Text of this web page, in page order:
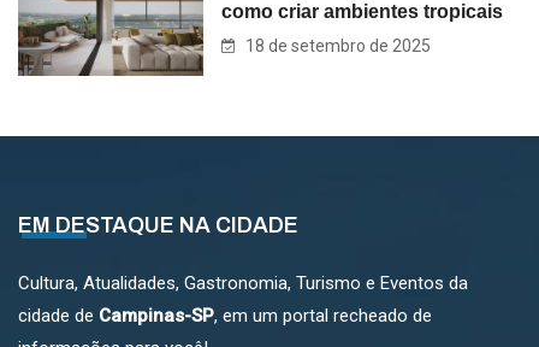
como criar ambientes tropicais
18 de setembro de 2025
EM DESTAQUE NA CIDADE
Cultura, Atualidades, Gastronomia, Turismo e Eventos da
cidade de Campinas-SP, em um portal recheado de